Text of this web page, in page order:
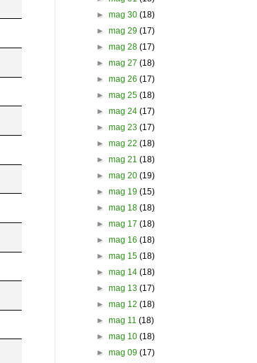
► mag 30 (18)
► mag 29 (17)
► mag 28 (17)
► mag 27 (18)
► mag 26 (17)
► mag 25 (18)
► mag 24 (17)
► mag 23 (17)
► mag 22 (18)
► mag 21 (18)
► mag 20 (19)
► mag 19 (15)
► mag 18 (18)
► mag 17 (18)
► mag 16 (18)
► mag 15 (18)
► mag 14 (18)
► mag 13 (17)
► mag 12 (18)
► mag 11 (18)
► mag 10 (18)
► mag 09 (17)